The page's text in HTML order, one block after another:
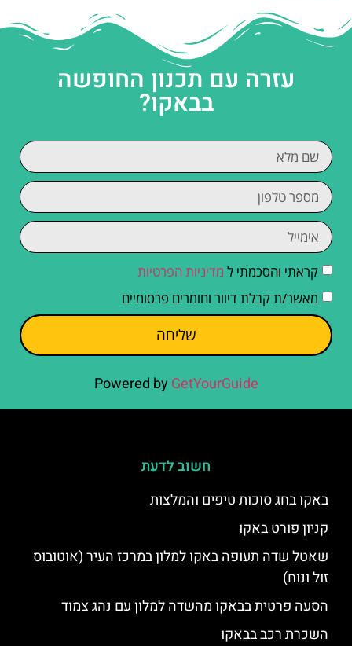
עזרה עם תכנון החופשה
בבאקו?
קראתי והסכמתי ל מדיניות הפרטיות
מאשר/ת קבלת דיוור וחומרים פרסומיים
שליחה
Powered by GetYourGuide
חשוב לדעת
באקו בחג סוכות טיפים והמלצות
קניון פורט באקו
שאטל שדה תעופה באקו למלון במרכז העיר (אוטובוס
זול ונוח)
הסעה פרטית בבאקו מהשדה למלון עם נהג צמוד
השכרת רכב בבאקו